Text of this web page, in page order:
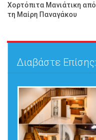
Χορτόπιτα Μανιάτικη από
τη Μαίρη Παναγάκου
Διαβάστε Επίσης: